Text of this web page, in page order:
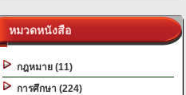
หมวดหนังสือ
กฎหมาย (11)
การศึกษา (224)